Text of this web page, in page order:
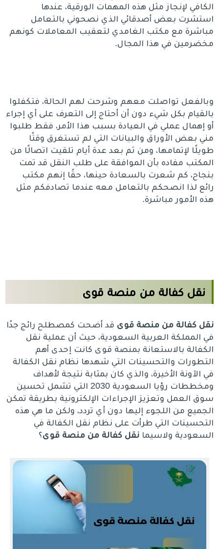
الكافي لإنجاز مثل هذه المهمات الورقية، عندها
استشرت بعض أصدقائي الذي نصحوني بالتعامل
مباشرة مع مكتب الغامدي لتعقيب المعاملات كونهم
مخضرمين في هذا المجال.
وبالفعل تواصلت معهم وشرحت لهم الحالة، فتكفلوا
بالقيام بكل شيء دون أن أحتاج إلى التعرف على أي إجراء
أو إهمال عملي في العيادة بسبب هذا الأمر، فقط طلبوا
مني بعض الأوراق والبيانات التي لم تستغرق وقتًا
طويلًا لإتمامها، ومن ثم بعد عدة أيام تلقيت اتصالًا من
المكتب مفاده بأن الموافقة على طلب النقل قد تمت
بنجاح، كم شعرت بالسعادة حينها، حقًا إنهم مكتب
رائع لذا انصحكم بالتعامل معه عندما تصادفكم مثل
هذه الأمور مباشرة.
نقل كفالة من منصة قوى
نقل كفالة من منصة قوى قد أضحت كمصطلح رائج جدًا
في المملكة العربية السعودية، حيث أن عملية نقل
الكفالة بالاستعانة بمنصة قوى كانت إحدى أهم
التطورات والتحسينات التي شهدها نظام نقل الكفالة
في الآونة الأخيرة، والذي كان بمثابة نتيجة لأهداف
ومخططات رؤيا السعودية 2030 التي تشمل تحسين
سوق العمل وتعزيز الإجراءات الإلكترونية بطريقة تمكن
الجميع من اللجوء إليها دون أي تردد، ولكن ما هي هذه
التحسينات التي طرأت على نظام نقل الكفالة في
السعودية ولاسيمانقل كفالة من منصة قوى؟